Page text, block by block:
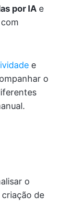
por IA e
e
o
o
criação de